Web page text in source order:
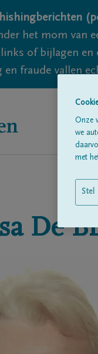
het mom van
of bijlagen
fraude vallen
De
Onze
we
met
Stel